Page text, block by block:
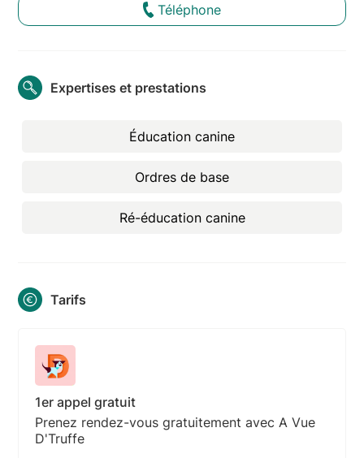
Téléphone
Expertises et prestations
Éducation canine
Ordres de base
Ré-éducation canine
Tarifs
1er appel gratuit
Prenez rendez-vous gratuitement avec A Vue
D'Truffe